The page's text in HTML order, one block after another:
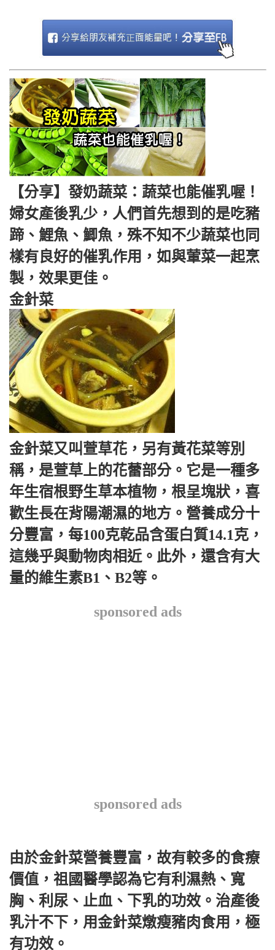
【分享】發奶蔬菜：蔬菜也能催乳喔！
婦女產後乳少，人們首先想到的是吃豬
蹄、鯉魚、鯽魚，殊不知不少蔬菜也同
樣有良好的催乳作用，如與葷菜一起烹
製，效果更佳。
金針菜
金針菜又叫萱草花，另有黃花菜等別
稱，是萱草上的花蕾部分。它是一種多
年生宿根野生草本植物，根呈塊狀，喜
歡生長在背陽潮濕的地方。營養成分十
分豐富，每100克乾品含蛋白質14.1克，
這幾乎與動物肉相近。此外，還含有大
量的維生素B1、B2等。
sponsored ads
sponsored ads
由於金針菜營養豐富，故有較多的食療
價值，祖國醫學認為它有利濕熱、寬
胸、利尿、止血、下乳的功效。治產後
乳汁不下，用金針菜燉瘦豬肉食用，極
有功效。